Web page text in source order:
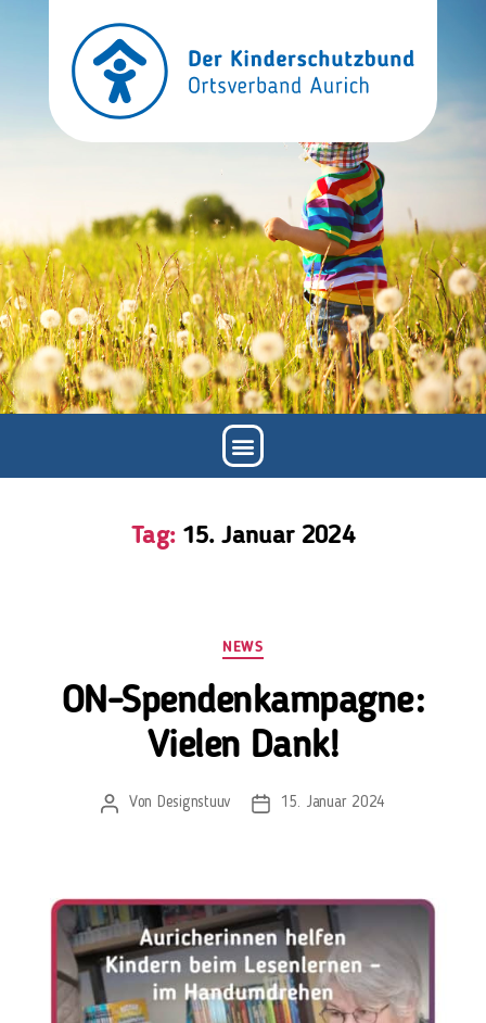
Tag: 15. Januar 2024
NEWS
ON-Spendenkampagne:
Vielen Dank!
Von Designstuuv 15. Januar 2024